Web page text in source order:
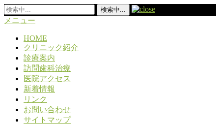
メニュー
HOME
クリニック紹介
診療案内
訪問歯科治療
医院アクセス
新着情報
リンク
お問い合わせ
サイトマップ